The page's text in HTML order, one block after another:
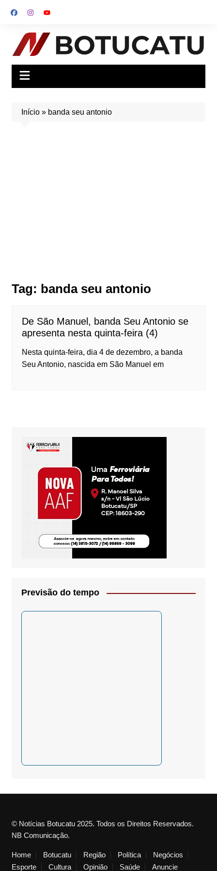
para
conteúdo
Início» banda seu antonio
Tag: banda seu antonio
De São Manuel, banda Seu Antonio se
apresenta nesta quinta-feira (4)
Nesta quinta-feira, dia 4 de dezembro, a banda
Seu Antonio, nascida em São Manuel em
Previsão do tempo
© Notícias Botucatu 2025. Todos os Direitos Reservados.
NB Comunicação.
Home Botucatu Região Política
Negócios
Esporte
Cultura Opinião Saúde Anuncie